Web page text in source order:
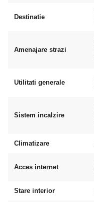
Destinatie
Amenajare strazi
Utilitati generale
Sistem incalzire
Climatizare
Acces internet
Stare interior